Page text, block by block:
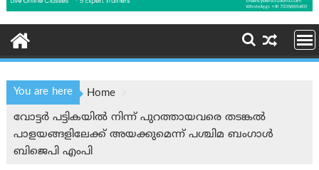
You are here
Home
വോട്ടർ പട്ടികയിൽ നിന്ന് പുറത്തായവരെ തടങ്കൽ
പാളയങ്ങളിലേക്ക് അയക്കുമെന്ന് പശ്ചിമ ബംഗാൾ
ബിജെപി എംപി